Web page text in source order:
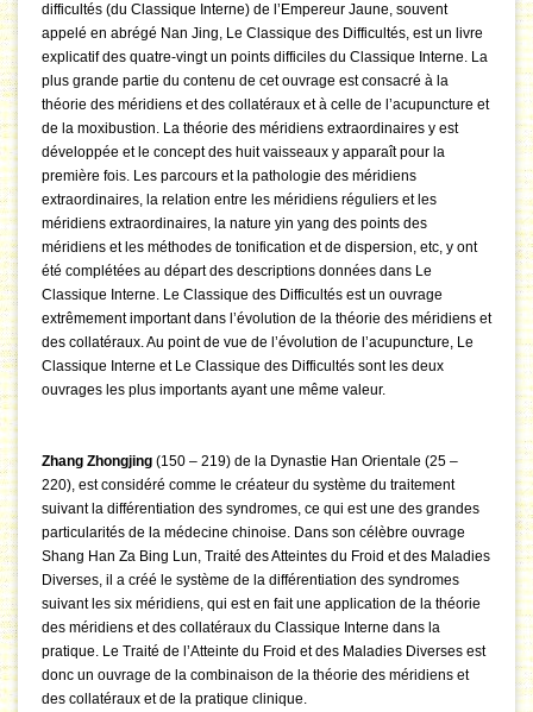
difficultés (du Classique Interne) de l’Empereur Jaune, souvent
appelé en abrégé Nan Jing, Le Classique des Difficultés, est un livre
explicatif des quatre-vingt un points difficiles du Classique Interne. La
plus grande partie du contenu de cet ouvrage est consacré à la
théorie des méridiens et des collatéraux et à celle de l’acupuncture et
de la moxibustion. La théorie des méridiens extraordinaires y est
développée et le concept des huit vaisseaux y apparaît pour la
première fois. Les parcours et la pathologie des méridiens
extraordinaires, la relation entre les méridiens réguliers et les
méridiens extraordinaires, la nature yin yang des points des
méridiens et les méthodes de tonification et de dispersion, etc, y ont
été complétées au départ des descriptions données dans Le
Classique Interne. Le Classique des Difficultés est un ouvrage
extrêmement important dans l’évolution de la théorie des méridiens et
des collatéraux. Au point de vue de l’évolution de l’acupuncture, Le
Classique Interne et Le Classique des Difficultés sont les deux
ouvrages les plus importants ayant une même valeur.
Zhang Zhongjing (150 – 219) de la Dynastie Han Orientale (25 –
220), est considéré comme le créateur du système du traitement
suivant la différentiation des syndromes, ce qui est une des grandes
particularités de la médecine chinoise. Dans son célèbre ouvrage
Shang Han Za Bing Lun, Traité des Atteintes du Froid et des Maladies
Diverses, il a créé le système de la différentiation des syndromes
suivant les six méridiens, qui est en fait une application de la théorie
des méridiens et des collatéraux du Classique Interne dans la
pratique. Le Traité de l’Atteinte du Froid et des Maladies Diverses est
donc un ouvrage de la combinaison de la théorie des méridiens et
des collatéraux et de la pratique clinique.